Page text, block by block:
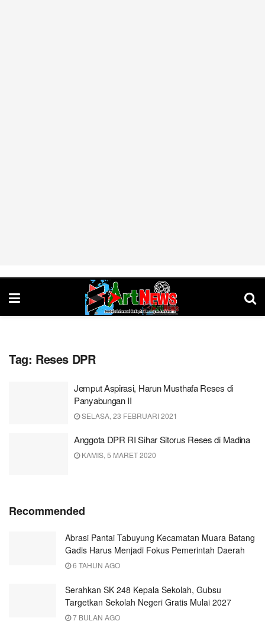
Tag: Reses DPR
Jemput Aspirasi, Harun Musthafa Reses di
Panyabungan II
SELASA, 23 FEBRUARI 2021
Anggota DPR RI Sihar Sitorus Reses di Madina
KAMIS, 5 MARET 2020
Recommended
Abrasi Pantai Tabuyung Kecamatan Muara Batang
Gadis Harus Menjadi Fokus Pemerintah Daerah
6 TAHUN AGO
Serahkan SK 248 Kepala Sekolah, Gubsu
Targetkan Sekolah Negeri Gratis Mulai 2027
7 BULAN AGO